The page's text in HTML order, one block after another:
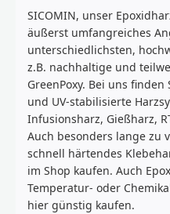
SICOMIN, unser
äußerst umfangreiches
unterschiedlichsten,
z.B. nachhaltige und
GreenPoxy. Bei uns
und UV-stabilisierte
Infusionsharz, Gießharz,
Auch besonders lange zu
schnell härtendes
im Shop kaufen. Auch
Temperatur- oder
hier günstig kaufen.